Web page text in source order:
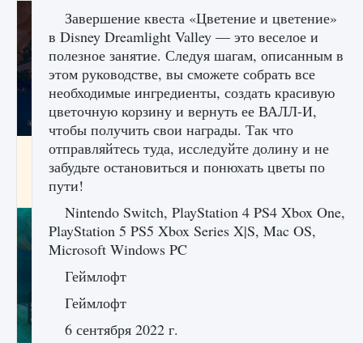
Как разблокировать заклинание Крист в
Creatures of Ava
9 августа 2024
Завершение квеста «Цветение и цветение»
в Disney Dreamlight Valley — это веселое и
полезное занятие. Следуя шагам, описанным в
этом руководстве, вы сможете собрать все
необходимые ингредиенты, создать красивую
цветочную корзину и вернуть ее ВАЛЛ-И,
чтобы получить свои награды. Так что
отправляйтесь туда, исследуйте долину и не
забудьте остановиться и понюхать цветы по
пути!
Nintendo Switch, PlayStation 4 PS4 Xbox One,
PlayStation 5 PS5 Xbox Series X|S, Mac OS,
Microsoft Windows PC
Геймлофт
Геймлофт
6 сентября 2022 г.